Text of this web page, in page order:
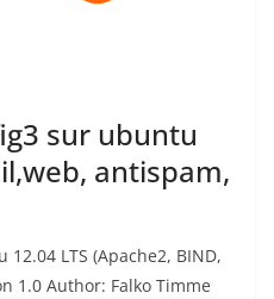
sur ubuntu
antispam,
LTS (Apache2, BIND,
1.0 Author: Falko Timme